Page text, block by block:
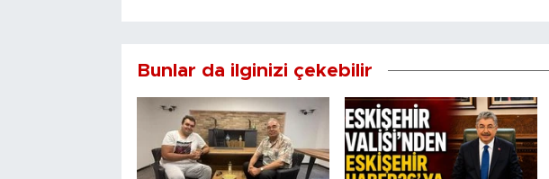
Bunlar da ilginizi çekebilir